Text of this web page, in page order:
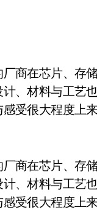
、材料与工艺
受很大程度上
商在芯片、存
、材料与工艺
受很大程度上